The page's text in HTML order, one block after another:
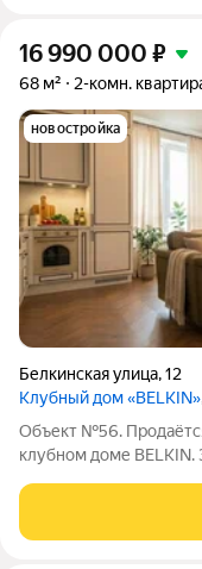
16 990 000 ₽
68 м² 2-комн.
новостройка
Белкинская улица,12
Клубный дом «BELKIN»
Объект №56.
клубном доме BELKIN.
закупки мебели и
качественная отделка,